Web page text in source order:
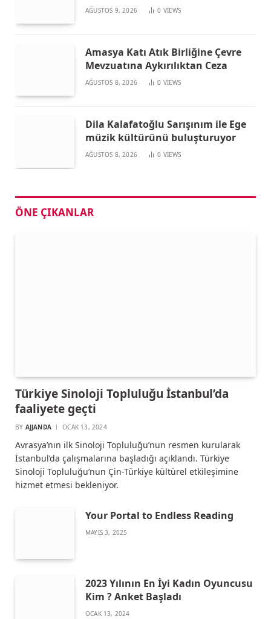
AĞUSTOS 9, 2026 0 VIEWS
Amasya Katı Atık Birliğine Çevre
Mevzuatına Aykırılıktan Ceza
AĞUSTOS 8, 2026 0 VIEWS
Dila Kalafatoğlu Sarışınım ile Ege
müzik kültürünü buluşturuyor
AĞUSTOS 8, 2026 0 VIEWS
ÖNE ÇIKANLAR
Türkiye Sinoloji Topluluğu İstanbul’da
faaliyete geçti
BY AJJANDA OCAK 13, 2024
Avrasya’nın ilk Sinoloji Topluluğu’nun resmen kurularak
İstanbul’da çalışmalarına başladığı açıklandı. Türkiye
Sinoloji Topluluğu’nun Çin-Türkiye kültürel etkileşimine
hizmet etmesi bekleniyor.
Your Portal to Endless Reading
MAYIS 3, 2025
2023 Yılının En İyi Kadın Oyuncusu
Kim ? Anket Başladı
OCAK 13, 2024